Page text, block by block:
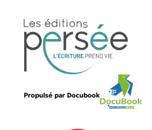
Propulsé par Docubook